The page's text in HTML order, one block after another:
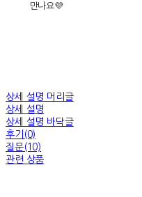
만나요💜
상세 설명 머리글
상세 설명
상세 설명 바닥글
후기(0)
질문(10)
관련 상품